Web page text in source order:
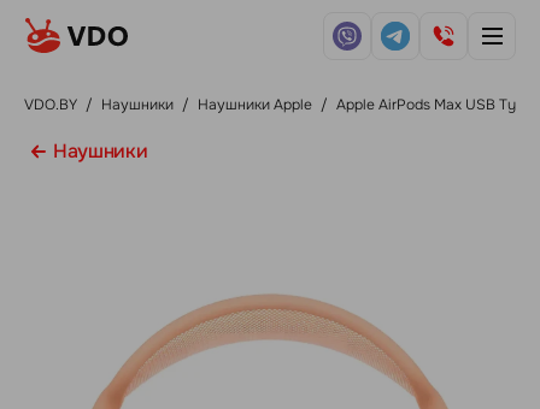
VDO.BY / Наушники / Наушники Apple / Apple AirPods Max USB
Наушники